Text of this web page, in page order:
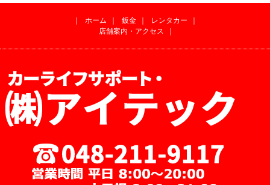
｜ ホーム ｜ 鈑金 ｜ レンタカー
｜
店舗案内・アクセス
｜